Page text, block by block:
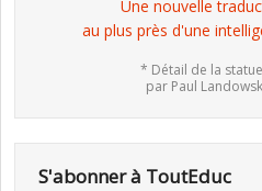
Une nouvelle
au plus près d'une
* Détail de la
par Paul
S'abonner à ToutEduc